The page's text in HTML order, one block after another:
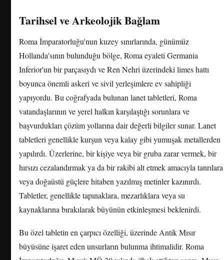
Tarihsel ve Arkeolojik Bağlam
Roma İmparatorluğu'nun kuzey sınırlarında, günümüz
Hollanda'sının bulunduğu bölge, Roma eyaleti Germania
Inferior'un bir parçasıydı ve Ren Nehri üzerindeki limes hattı
boyunca önemli askeri ve sivil yerleşimlere ev sahipliği
yapıyordu. Bu coğrafyada bulunan lanet tabletleri, Roma
vatandaşlarının ve yerel halkın karşılaştığı sorunlara ve
başvurdukları çözüm yollarına dair değerli bilgiler sunar. Lanet
tabletleri genellikle kurşun veya kalay gibi yumuşak metallerden
yapılırdı. Üzerlerine, bir kişiye veya bir gruba zarar vermek, bir
hırsızı cezalandırmak ya da bir rakibi alt etmek amacıyla tanrılara
veya doğaüstü güçlere hitaben yazılmış metinler kazınırdı.
Tabletler, genellikle tapınaklara, mezarlıklara veya su
kaynaklarına bırakılarak büyünün etkinleşmesi beklenirdi.
Bu özel tabletin en çarpıcı özelliği, üzerinde Antik Mısır
büyüsüne işaret eden unsurların bulunma ihtimalidir. Roma